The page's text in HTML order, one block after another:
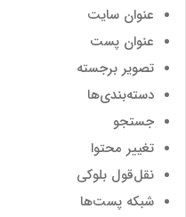
عنوان سایت
عنوان پست
تصویر برجسته
دسته‌بندی‌ها
جستجو
تغییر محتوا
نقل‌قول بلوکی
شبکه پست‌ها